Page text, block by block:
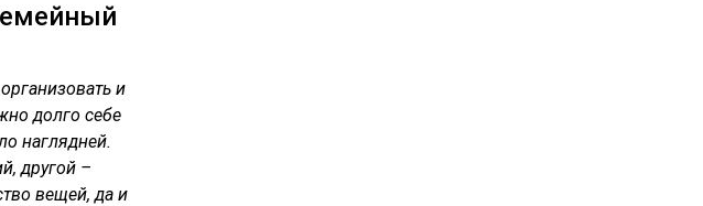
и
долго себе
наглядней.
другой –
вещей, да и